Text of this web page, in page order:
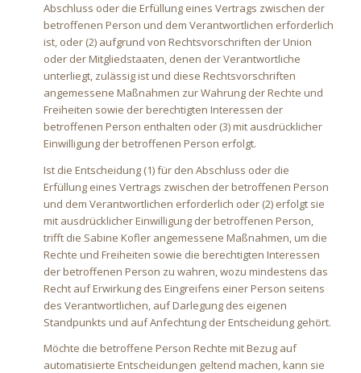
Abschluss oder die Erfüllung eines Vertrags zwischen der
betroffenen Person und dem Verantwortlichen erforderlich
ist, oder (2) aufgrund von Rechtsvorschriften der Union
oder der Mitgliedstaaten, denen der Verantwortliche
unterliegt, zulässig ist und diese Rechtsvorschriften
angemessene Maßnahmen zur Wahrung der Rechte und
Freiheiten sowie der berechtigten Interessen der
betroffenen Person enthalten oder (3) mit ausdrücklicher
Einwilligung der betroffenen Person erfolgt.
Ist die Entscheidung (1) für den Abschluss oder die
Erfüllung eines Vertrags zwischen der betroffenen Person
und dem Verantwortlichen erforderlich oder (2) erfolgt sie
mit ausdrücklicher Einwilligung der betroffenen Person,
trifft die Sabine Kofler angemessene Maßnahmen, um die
Rechte und Freiheiten sowie die berechtigten Interessen
der betroffenen Person zu wahren, wozu mindestens das
Recht auf Erwirkung des Eingreifens einer Person seitens
des Verantwortlichen, auf Darlegung des eigenen
Standpunkts und auf Anfechtung der Entscheidung gehört.
Möchte die betroffene Person Rechte mit Bezug auf
automatisierte Entscheidungen geltend machen, kann sie